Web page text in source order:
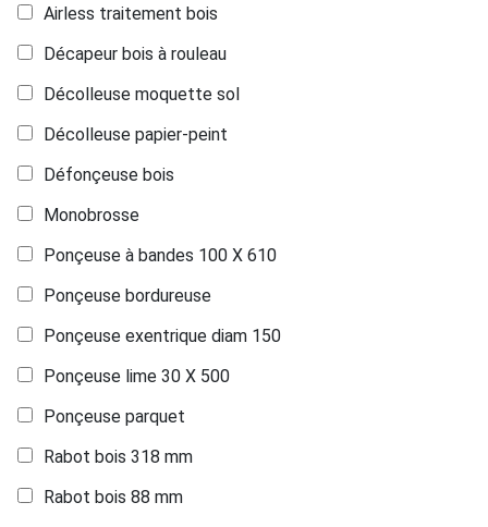
Airless traitement bois
Décapeur bois à rouleau
Décolleuse moquette sol
Décolleuse papier-peint
Défonçeuse bois
Monobrosse
Ponçeuse à bandes 100 X 610
Ponçeuse bordureuse
Ponçeuse exentrique diam 150
Ponçeuse lime 30 X 500
Ponçeuse parquet
Rabot bois 318 mm
Rabot bois 88 mm